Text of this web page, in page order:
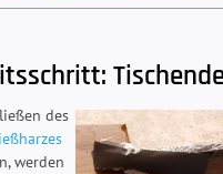
des
werden